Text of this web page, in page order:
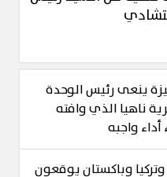
ينعى رئيس الوحدة
ناهيا الذي وافته
أداء واجبه
وباكستان يوقعون